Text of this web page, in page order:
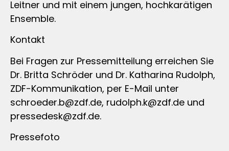
Leitner und mit einem jungen, hochkarätigen
Ensemble.
Kontakt
Bei Fragen zur Pressemitteilung erreichen Sie
Dr. Britta Schröder und Dr. Katharina Rudolph,
ZDF-Kommunikation, per E-Mail unter
schroeder.b@zdf.de, rudolph.k@zdf.de und
pressedesk@zdf.de.
Pressefoto